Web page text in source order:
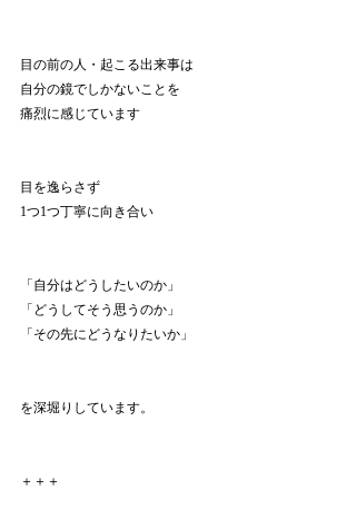
目の前の人・起こる出来事は
自分の鏡でしかないことを
痛烈に感じています
目を逸らさず
1つ1つ丁寧に向き合い
「自分はどうしたいのか」
「どうしてそう思うのか」
「その先にどうなりたいか」
を深堀りしています。
＋＋＋